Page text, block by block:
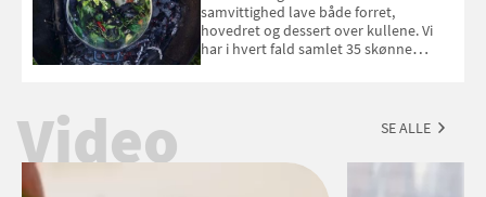
september 2026.
samvittighed lave både forret,
hovedret og dessert over kullene. Vi
har i hvert fald samlet 35 skønne
Video SE ALLE